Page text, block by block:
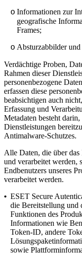
o Informationen zur
geografische
Frames;
o Absturzabbilder
Verdächtige Proben,
Rahmen dieser
personenbezogene
erfassen diese
beabsichtigen auch
Erfassung und
Metadaten besteht
Dienstleistungen
Antimalware-Schutzes.
Alle Daten, die über
und verarbeitet werden,
Endbenutzers unseres
verarbeitet werden.
• ESET Secure
die Bereitstellung und
Funktionen des
Informationen wie
Token-ID, andere
sowie